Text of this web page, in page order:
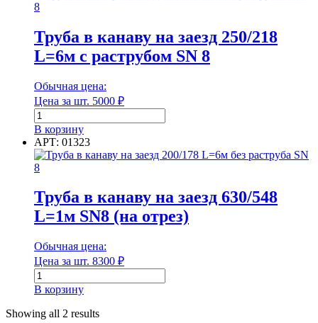
Диаметр
Диаметр наружный
Диаметр внутренний
Труба в канаву на заезд 250/218
L=6м с раструбом SN 8
Обычная цена:
Цена за шт. 5000 ₽
Количество
товара
Труба
в
канаву
заезд
250/218
L=6м
с
раструбом
SN
8
В корзину
АРТ: 01323
Труба в канаву на заезд 630/548
L=1м SN8 (на отрез)
Обычная цена:
Цена за шт. 8300 ₽
Количество
товара
Труба
в
В корзину
Showing all 2 results